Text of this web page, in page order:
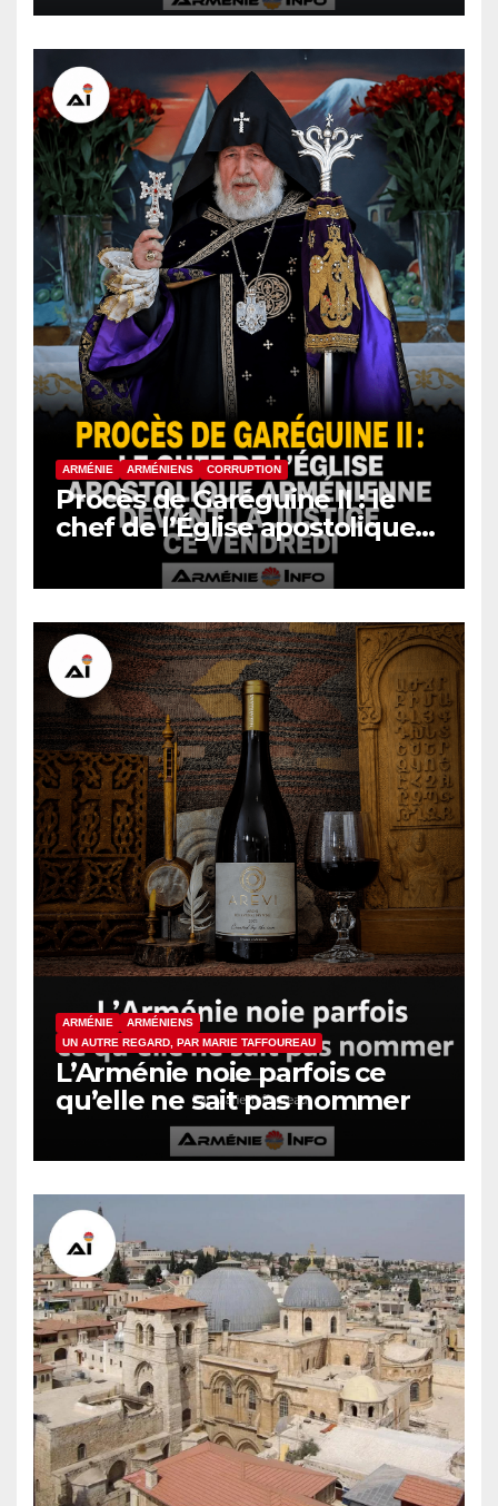
ARMÉNIE ARMÉNIENS CORRUPTION
Procès de Garéguine II : le
chef de l’Église apostolique
arménienne devant la justice
ce vendredi
ARMÉNIE
ARMÉNIENS
UN AUTRE REGARD, PAR MARIE TAFFOUREAU
L’Arménie noie parfois ce
qu’elle ne sait pas nommer